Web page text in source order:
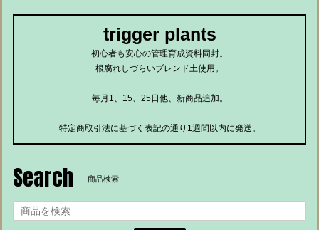
trigger plants
初心者も安心の管理育成資料同封。
根腐れしづらいブレンド土使用。
毎月1、15、25日他、新商品追加。
特定商取引法に基づく表記の通り1週間以内に発送。
Search 商品検索